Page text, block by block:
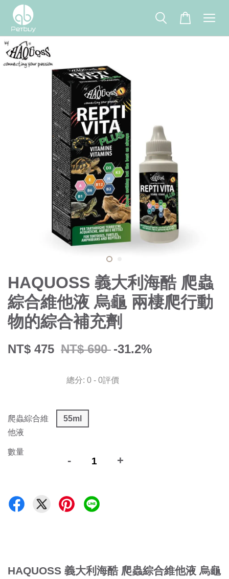
HAQUOSS 義大利海酷 爬蟲
綜合維他液 烏龜 兩棲爬行動
物的綜合補充劑
NT$ 475 NT$ 690 -31.2%
總分: 0 - 0評價
爬蟲綜合維
他液
55ml
數量
- +
HAQUOSS 義大利海酷 爬蟲綜合維他液 烏龜